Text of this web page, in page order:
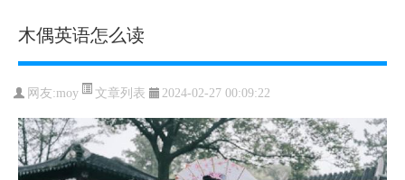
木偶英语怎么读
网友:moy 文章列表 2024-02-27 00:09:22